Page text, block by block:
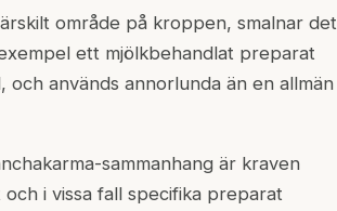
område på kroppen, smalnar det
ett mjölkbehandlat preparat
och används annorlunda än en allmän
sammanhang är kraven
i vissa fall specifika preparat